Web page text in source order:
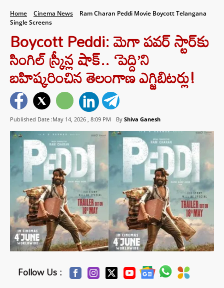
Home Cinema News
Ram Charan Peddi Movie Boycott Telangana
Single Screens
Boycott Peddi: మెగా పవర్ స్టార్‌కు
సింగిల్ స్క్రీన్ల షాక్.. ‘పెద్ది’ని
బహిష్కరించిన తెలంగాణ ఎగ్జిబిటర్లు!
Published Date :May 14, 2026 , 8:09 PM By Shiva Ganesh
Follow Us :